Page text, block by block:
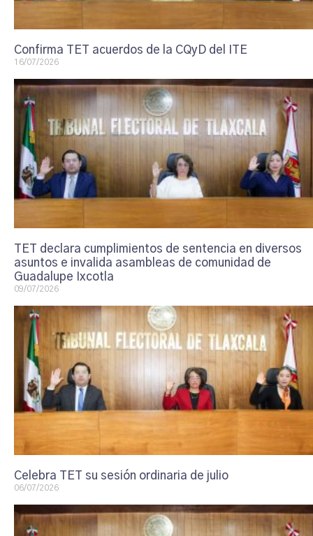
Confirma TET acuerdos de la CQyD del ITE
16/07/2026
TET declara cumplimientos de sentencia en diversos
asuntos e invalida asambleas de comunidad de
Guadalupe Ixcotla
09/07/2026
Celebra TET su sesión ordinaria de julio
06/07/2026